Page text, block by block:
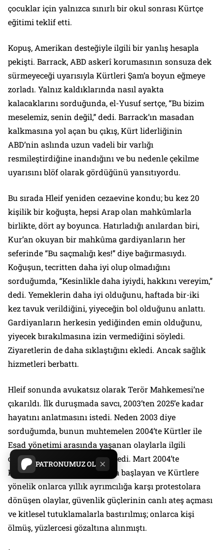
PATRONUMUZ OL
çocuklar için yalnızca sınırlı bir okul sonrası Kürtçe
eğitimi teklif etti.
Kopuş, Amerikan desteğiyle ilgili bir yanlış hesapla
pekişti. Barrack, ABD askerî korumasının sonsuza dek
sürmeyeceği uyarısıyla Kürtleri Şam’a boyun eğmeye
zorladı. Yalnız kaldıklarında nasıl ayakta
kalacaklarını sorduğunda, el-Yusuf sertçe, “Bu bizim
meselemiz, senin değil,” dedi. Barrack’ın masadan
kalkmasına yol açan bu çıkış, Kürt liderliğinin
ABD’nin aslında uzun vadeli bir varlığı
resmileştirdiğine inandığını ve bu nedenle çekilme
uyarısını blöf olarak gördüğünü yansıtıyordu.
Bu sırada Hleif yeniden cezaevine kondu; bu kez 20
kişilik bir koğuşta, hepsi Arap olan mahkûmlarla
birlikte, dört ay boyunca. Hatırladığı anılardan biri,
Kur’an okuyan bir mahkûma gardiyanların her
seferinde “Bu saçmalığı kes!” diye bağırmasıydı.
Koğuşun, tecritten daha iyi olup olmadığını
sorduğumda, “Kesinlikle daha iyiydi, hakkını vereyim,”
dedi. Yemeklerin daha iyi olduğunu, haftada bir-iki
kez tavuk verildiğini, yiyeceğin bol olduğunu anlattı.
Gardiyanların herkesin yediğinden emin olduğunu,
yiyecek bırakılmasına izin vermediğini söyledi.
Ziyaretlerin de daha sıklaştığını ekledi. Ancak sağlık
hizmetleri berbattı.
Hleif sonunda avukatsız olarak Terör Mahkemesi’ne
çıkarıldı. İlk duruşmada savcı, 2003’ten 2025’e kadar
hayatını anlatmasını istedi. Neden 2003 diye
sorduğumda, bunun muhtemelen 2004’te Kürtler ile
Esad yönetimi arasında yaşanan olaylarla ilgili
olduğunu düşündüğünü söyledi. Mart 2004’te
Kamışlı’da bir futbol maçında başlayan ve Kürtlere
yönelik onlarca yıllık ayrımcılığa karşı protestolara
dönüşen olaylar, güvenlik güçlerinin canlı ateş açması
ve kitlesel tutuklamalarla bastırılmış; onlarca kişi
ölmüş, yüzlercesi gözaltına alınmıştı.